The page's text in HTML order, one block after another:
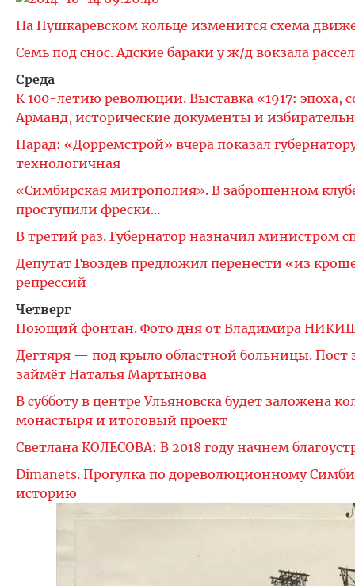
На Пушкаревском кольце изменится схема
Семь под снос. Адские бараки у ж/д вокзала
Среда
К 100-летию революции. Выставка «1917:
Арманд, исторические документы и
Парад: «Дорремстрой» вчера показал
технологичная
«Симбирская митрополия». В заброшенном
проступили фрески…
В третий раз. Губернатор назначил министром
Депутат Гвоздев предложил перенести «из
репрессий
Четверг
Поющий фонтан. Фото дня от Владимира
Дегтяря — под крыло областной больницы.
займёт Наталья Мартынова
В субботу в центре Ульяновска будет заложена
монастыря и итоговый проект
Светлана КОЛЕСОВА: В 2018 году начнем
Dimanets. Прогулка по дореволюционному
историю